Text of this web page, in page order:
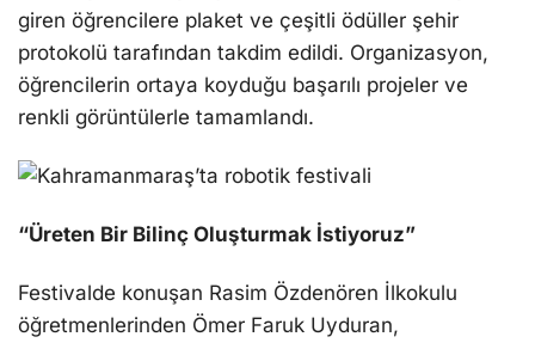
giren öğrencilere plaket ve çeşitli ödüller şehir
protokolü tarafından takdim edildi. Organizasyon,
öğrencilerin ortaya koyduğu başarılı projeler ve
renkli görüntülerle tamamlandı.
“Üreten Bir Bilinç Oluşturmak İstiyoruz”
Festivalde konuşan Rasim Özdenören İlkokulu
öğretmenlerinden Ömer Faruk Uyduran,